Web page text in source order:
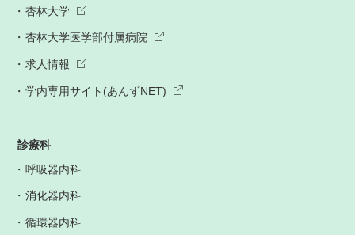
杏林大学
杏林大学医学部付属病院
求人情報
学内専用サイト(あんずNET)
診療科
呼吸器内科
消化器内科
循環器内科